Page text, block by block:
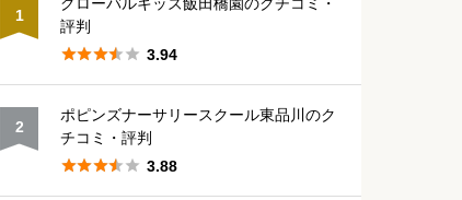
1
評判
 3.94
2
ポピンズナーサリースクール東品川のク
チコミ・評判
 3.88